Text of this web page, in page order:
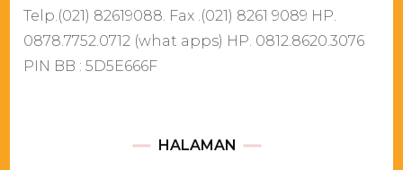
Telp.(021) 82619088. Fax .(021) 8261 9089 HP.
0878.7752.0712 (what apps) HP. 0812.8620.3076
PIN BB : 5D5E666F
HALAMAN